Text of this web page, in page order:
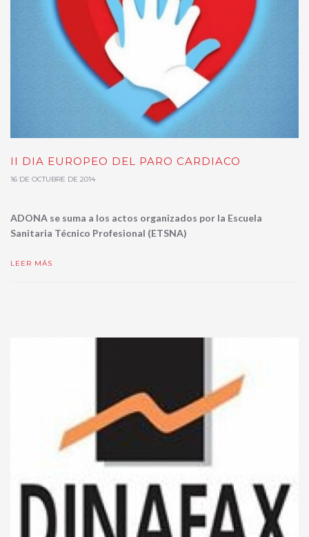
II DIA EUROPEO DEL PARO CARDIACO
16 DE OCTUBRE DE 2014
ADONA se suma a los actos organizados por la Escuela
Sanitaria Técnico Profesional (ETSNA)
LEER MÁS